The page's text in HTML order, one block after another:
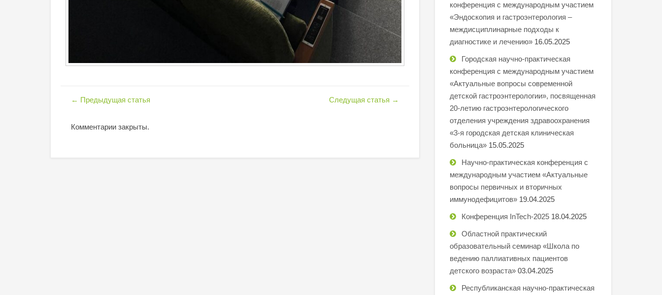
← Предыдущая статья Следущая статья →
Комментарии закрыты.
конференция с международным участием
«Эндоскопия и гастроэнтерология –
междисциплинарные подходы к
диагностике и лечению» 16.05.2025
Городская научно-практическая
конференция с международным участием
«Актуальные вопросы современной
детской гастроэнтерологии», посвященная
20-летию гастроэнтерологического
отделения учреждения здравоохранения
«3-я городская детская клиническая
больница» 15.05.2025
Научно-практическая конференция с
международным участием «Актуальные
вопросы первичных и вторичных
иммунодефицитов» 19.04.2025
Конференция InTech-2025 18.04.2025
Областной практический
образовательный семинар «Школа по
ведению паллиативных пациентов
детского возраста» 03.04.2025
Республиканская научно-практическая